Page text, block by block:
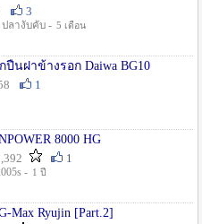
3
ปลางับคับ - 5 เดือน
นฝาข้างรอก Daiwa BG10
1
8000 HG
1
- 1 ปี
Max Ryujin [Part.2]